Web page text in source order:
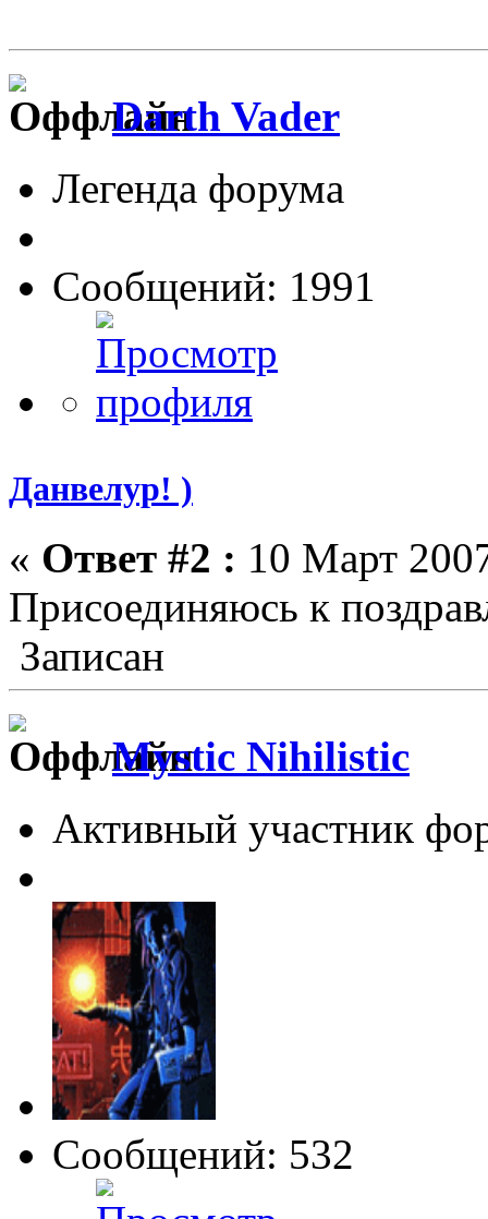
Darth Vader
Легенда форума
Сообщений: 1991
Данвелур! )
« Ответ #2 : 10 Март
Присоединяюсь к
Записан
Mystic Nihilistic
Активный участник
Сообщений: 532